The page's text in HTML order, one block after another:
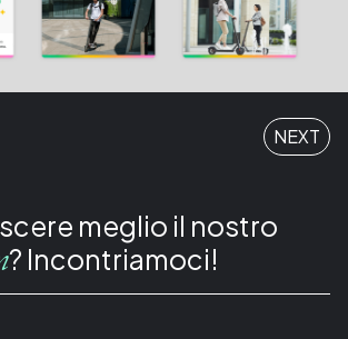
NEXT
meglio il nostro
? Incontriamoci!